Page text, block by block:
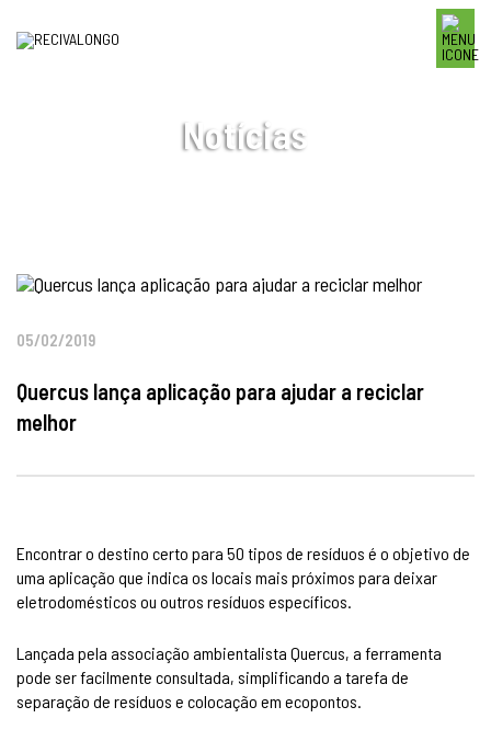
Notícias
05/02/2019
Quercus lança aplicação para ajudar a reciclar
melhor
Encontrar o destino certo para 50 tipos de resíduos é o objetivo de
uma aplicação que indica os locais mais próximos para deixar
eletrodomésticos ou outros resíduos específicos.
Lançada pela associação ambientalista Quercus, a ferramenta
pode ser facilmente consultada, simplificando a tarefa de
separação de resíduos e colocação em ecopontos.